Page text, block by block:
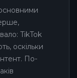
TikTok
оскільки
По-